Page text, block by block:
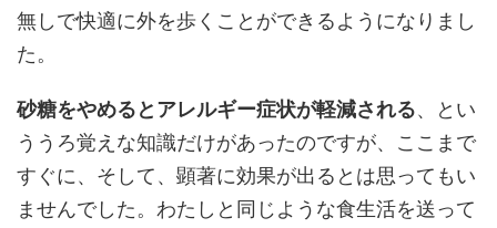
無しで快適に外を歩くことができるようになりまし
た。
砂糖をやめるとアレルギー症状が軽減される、とい
ううろ覚えな知識だけがあったのですが、ここまで
すぐに、そして、顕著に効果が出るとは思ってもい
ませんでした。わたしと同じような食生活を送って